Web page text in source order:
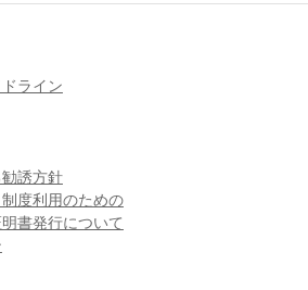
ライン
誘方針
度利用のための
書発行について